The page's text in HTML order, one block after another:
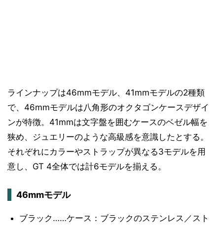
ラインナップは46mmモデル、41mmモデルの2種類
で、46mmモデルは八角形のオクタゴンケースデザイ
ンが特徴。41mmは文字盤を囲むケースのベゼル幅を
狭め、ジュエリーのような高級感を意識したとする。
それぞれにカラーやストラップが異なる3モデルを用
意し、GT 4全体では計6モデルを揃える。
46mmモデル
ブラック……ケース：ブラックのステンレス／スト